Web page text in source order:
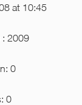
at 10:45
: 2009
0
0